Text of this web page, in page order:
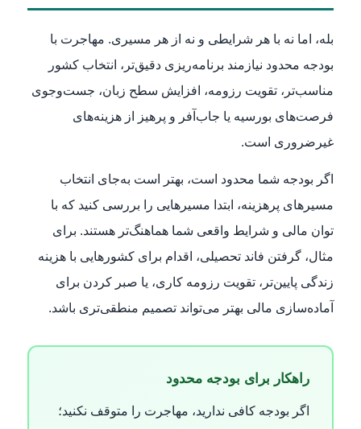
بله، اما نه با هر شرایطی و نه از هر مسیری. مهاجرت با
بودجه محدود نیازمند برنامه‌ریزی دقیق‌تر، انتخاب کشور
مناسب‌تر، تقویت رزومه، افزایش سطح زبان، جست‌وجوی
فرصت‌های بورسیه یا جاب‌آفر و پرهیز از هزینه‌های
غیرضروری است.
اگر بودجه شما محدود است، بهتر است به‌جای انتخاب
مسیرهای پرهزینه، ابتدا مسیرهایی را بررسی کنید که با
توان مالی و شرایط واقعی شما هماهنگ‌تر هستند. برای
مثال، گرفتن فاند تحصیلی، اقدام برای کشورهایی با هزینه
زندگی پایین‌تر، تقویت رزومه کاری، یا صبر کردن برای
آماده‌سازی مالی بهتر می‌تواند تصمیم منطقی‌تری باشد.
راهکار برای بودجه محدود
اگر بودجه کافی ندارید، مهاجرت را متوقف نکنید؛